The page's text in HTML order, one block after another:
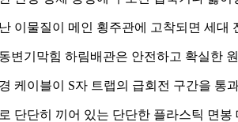
이물질이 메인 횡주관에 고착되면 세대
변기막힘 하림배관은 안전하고 확실한
케이블이 S자 트랩의 급회전 구간을 통
단단히 끼어 있는 단단한 플라스틱 면